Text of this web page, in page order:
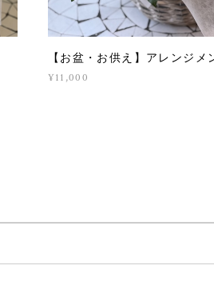
【お盆・お供え】アレンジメ
¥11,000